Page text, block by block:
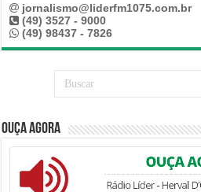
jornalismo@liderfm1075.com.br
(49) 3527 - 9000
(49) 98437 - 7826
Ouça Agora